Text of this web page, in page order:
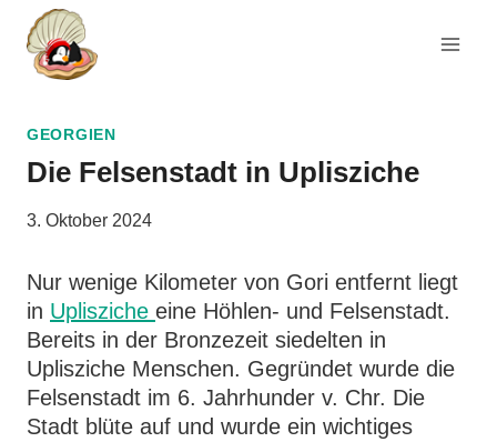
Zum
Inhalt
springen
GEORGIEN
Die Felsenstadt in Uplisziche
3. Oktober 2024
Nur wenige Kilometer von Gori entfernt liegt
in Uplisziche eine Höhlen- und Felsenstadt.
Bereits in der Bronzezeit siedelten in
Uplisziche Menschen. Gegründet wurde die
Felsenstadt im 6. Jahrhunder v. Chr. Die
Stadt blüte auf und wurde ein wichtiges